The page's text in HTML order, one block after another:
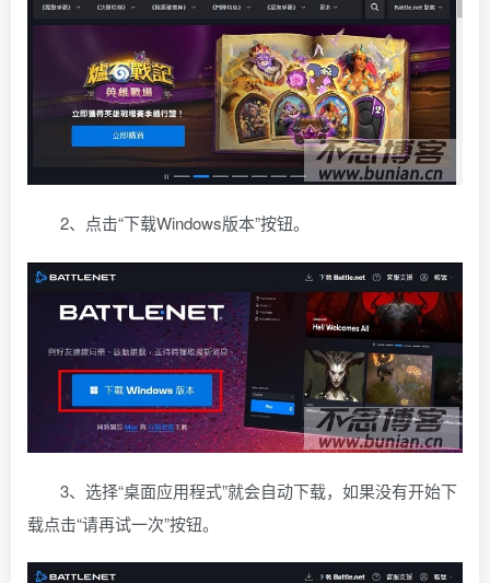
2、点击“下载Windows版本”按钮。
3、选择“桌面应用程式”就会自动下载，如果没有开始下
载点击“请再试一次”按钮。